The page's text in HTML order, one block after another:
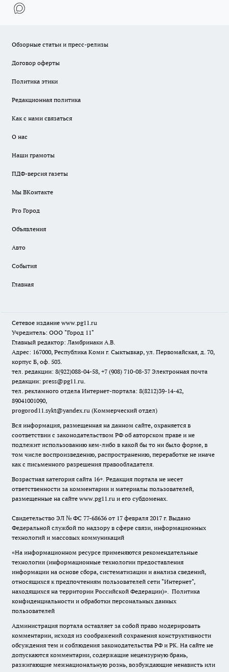
Обзорные статьи и пресс-релизы
Договор оферты
Политика этики
Редакционная политика
Как с нами связаться
О нас
Наши грамоты
ПДФ-версия газеты
Мы ВКонтакте
Pro Город
Объявления
Авто
События
Главная
Сетевое издание www.pg11.ru
Учредитель: ООО "Город 11"
Главный редактор: Ламбринаки А.В.
Адрес: 167000, Республика Коми г. Сыктывкар, ул. Первомайская, д. 70,
корпус Б, оф. 503.
тел. редакции: 8(922)088-04-58, +7 (908) 710-08-37 Электронная почта
редакции: press@pg11.ru.
тел. рекламного отдела Интернет-портала: 8(8212)39-14-42,
89041001090,
progorod11.sykt@yandex.ru (Коммерческий отдел)
Вся информация, размещенная на данном сайте, охраняется в
соответствии с законодательством РФ об авторском праве и не
подлежит использованию кем-либо в какой бы то ни было форме, в
том числе воспроизведению, распространению, переработке не иначе
как с письменного разрешения правообладателя.
Возрастная категория сайта 16+. Редакция портала не несет
ответственности за комментарии и материалы пользователей,
размещенные на сайте www.pg11.ru и его субдоменах.
Свидетельство ЭЛ № ФС 77-68636 от 17 февраля 2017 г. Выдано
Федеральной службой по надзору в сфере связи, информационных
технологий и массовых коммуникаций
«На информационном ресурсе применяются рекомендательные
технологии (информационные технологии предоставления
информации на основе сбора, систематизации и анализа сведений,
относящихся к предпочтениям пользователей сети "Интернет",
находящихся на территории Российской Федерации)». Политика
конфиденциальности и обработки персональных данных
пользователей
Администрация портала оставляет за собой право модерировать
комментарии, исходя из соображений сохранения конструктивности
обсуждения тем и соблюдения законодательства РФ и РК. На сайте не
допускаются комментарии, содержащие нецензурную брань,
разжигающие межнациональную рознь, возбуждающие ненависть или